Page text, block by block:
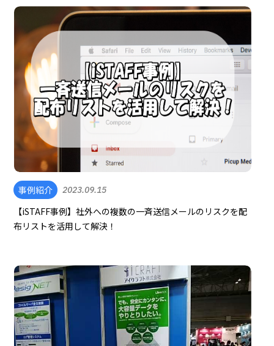
事例紹介 2023.09.15
【iSTAFF事例】社外への複数の一斉送信メールのリスクを配
布リストを活用して解決！